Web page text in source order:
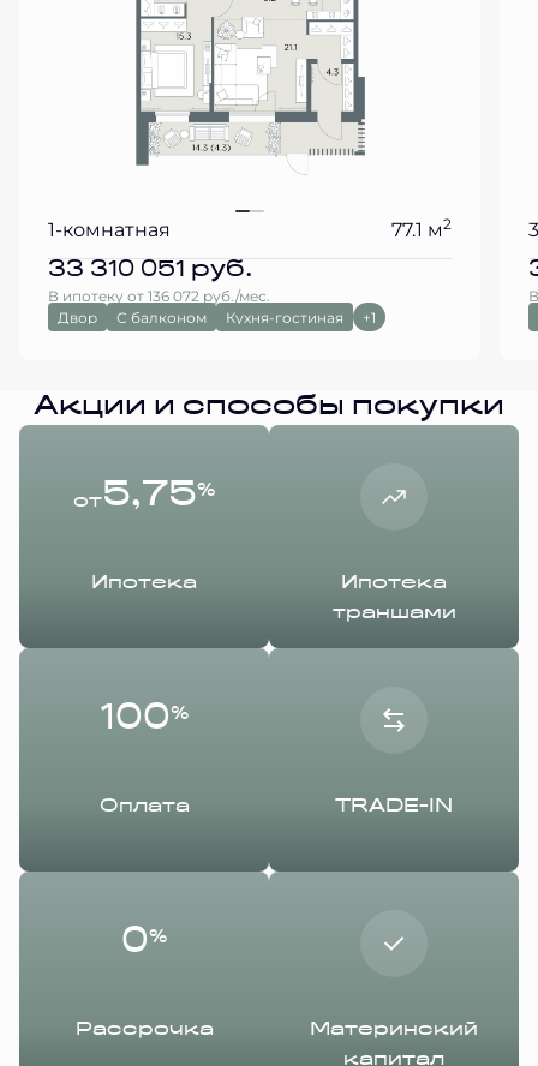
1-комнатная 77.1 м2
33 310 051 руб.
В ипотеку от 136 072 руб./мес.
Двор
С балконом Кухня-гостиная +1
Акции и способы покупки
от5,75%
Ипотека
Ипотека
траншами
100%
Оплата TRADE-IN
0%
Рассрочка
Материнский
капитал